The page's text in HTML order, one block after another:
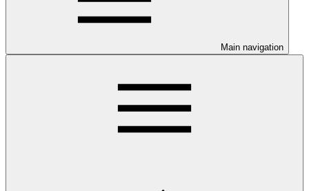
Main navigation